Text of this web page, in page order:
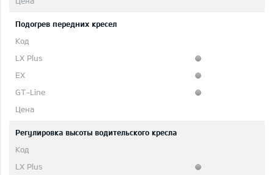
Подогрев передних кресел
Регулировка высоты водительского кресла